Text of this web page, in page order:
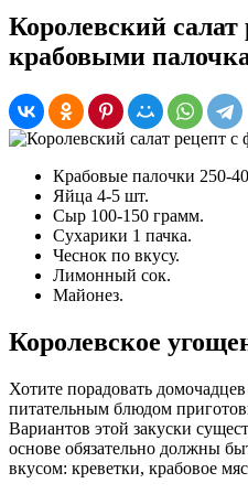
Королевский салат
крабовыми
Крабовые палочки 250-
Яйца 4-5 шт.
Сыр 100-150 грамм.
Сухарики 1 пачка.
Чеснок по вкусу.
Лимонный сок.
Майонез.
Королевское
Хотите порадовать
питательным блюдом
Вариантов этой закуски
основе обязательно должны
вкусом: креветки, крабовое